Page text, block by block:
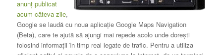
anunţ publicat
acum câteva zile,
Google se laudă cu noua aplicaţie Google Maps Navigation
(Beta), care te ajută să ajungi mai repede acolo unde doreşti
folosind informaţii în timp real legate de trafic. Pentru a utiliza